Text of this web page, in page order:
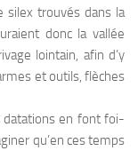
silex trouvés dans la
donc la vallée
lointain, afin d’y
et outils, flèches
datations en font foi-
qu’en ces temps